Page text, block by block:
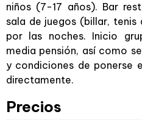
niños (7-17 años). Bar
sala de juegos (billar,
por las noches. Inicio
media pensión, así como
y condiciones de ponerse
directamente.
Precios